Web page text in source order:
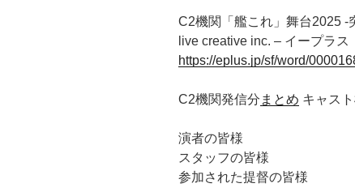
C2機関「艦これ」舞台2025 -
live creative inc. – イープラス
https://eplus.jp/sf/word/
C2機関発信分 まとめ キャス
演者の皆様
スタッフの皆様
参加された提督の皆様